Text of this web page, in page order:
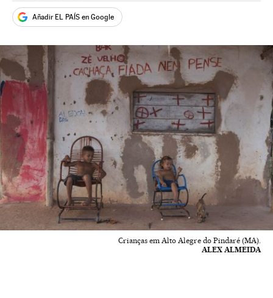
Añadir EL PAÍS en Google
Crianças em Alto Alegre do Pindaré (MA).
ALEX ALMEIDA